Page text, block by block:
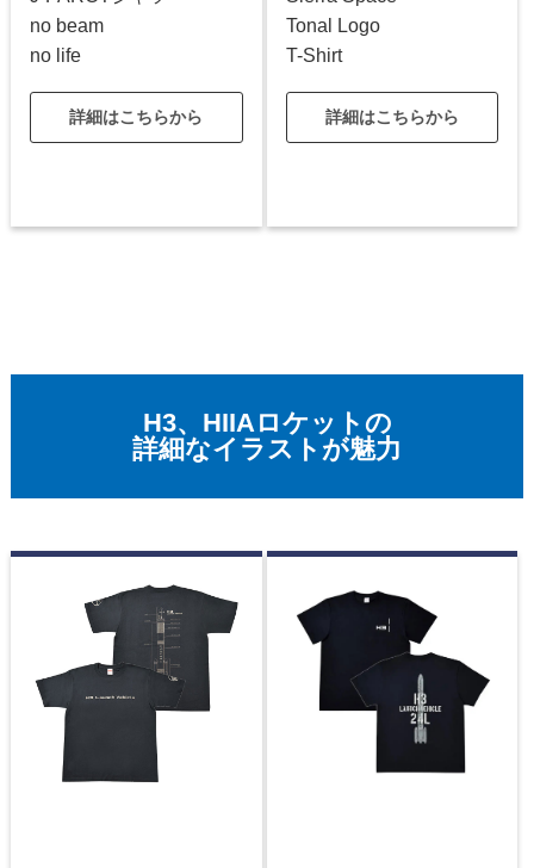
no beam
no life
詳細はこちらから
Tonal Logo
T-Shirt
詳細はこちらから
H3、HIIAロケットの
詳細なイラストが魅力